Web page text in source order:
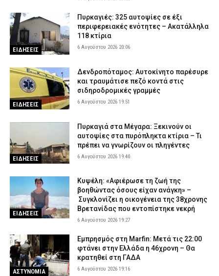
ΕΙΔΗΣΕΙΣ
Πυρκαγιές: 325 αυτοψίες σε έξι
περιφερειακές ενότητες – Ακατάλληλα
118 κτίρια
6 Αυγούστου 2026 20:06
ΕΙΔΗΣΕΙΣ
Δενδροπόταμος: Αυτοκίνητο παρέσυρε
και τραυμάτισε πεζό κοντά στις
σιδηροδρομικές γραμμές
6 Αυγούστου 2026 19:51
ΕΙΔΗΣΕΙΣ
Πυρκαγιά στα Μέγαρα: Ξεκινούν οι
αυτοψίες στα πυρόπληκτα κτίρια – Τι
πρέπει να γνωρίζουν οι πληγέντες
6 Αυγούστου 2026 19:40
ΕΙΔΗΣΕΙΣ
Κυψέλη: «Αφιέρωσε τη ζωή της
βοηθώντας όσους είχαν ανάγκη» –
Συγκλονίζει η οικογένεια της 38χρονης
Βρετανίδας που εντοπίστηκε νεκρή
6 Αυγούστου 2026 19:27
ΑΣΤΥΝΟΜΙΑ
Εμπρησμός στη Marfin: Μετά τις 22:00
φτάνει στην Ελλάδα η 46χρονη – Θα
κρατηθεί στη ΓΑΔΑ
6 Αυγούστου 2026 19:16